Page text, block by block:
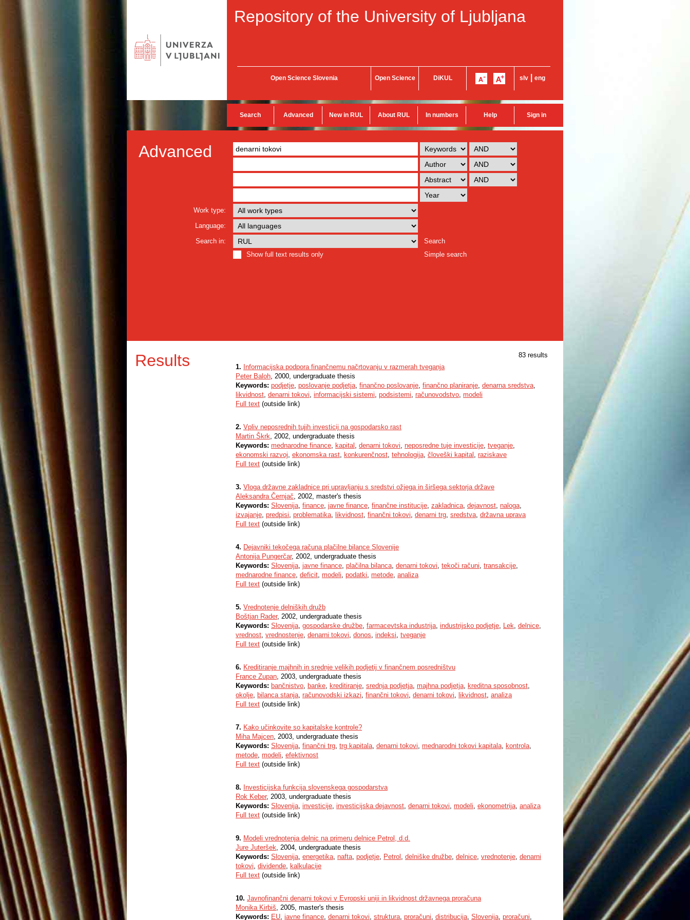
Repository of the University of Ljubljana
Open Science Slovenia Open Science DiKUL slv eng
Search Advanced New in RUL About RUL In numbers Help Sign in
Advanced
Work type:
Language:
Search in:
Search
Show full text results only
Simple search
Results
83 results
1. Informacijska podpora finančnemu načrtovanju v razmerah tveganja
Peter Baloh, 2000, undergraduate thesis
Keywords: podjetje, poslovanje podjetja, finančno poslovanje, finančno planiranje, denarna sredstva,
likvidnost, denarni tokovi, informacijski sistemi, podsistemi, računovodstvo, modeli
Full text (outside link)
2. Vpliv neposrednih tujih investicij na gospodarsko rast
Martin Škrk, 2002, undergraduate thesis
Keywords: mednarodne finance, kapital , denarni tokovi, neposredne tuje investicije, tveganje,
ekonomski razvoj, ekonomska rast, konkurenčnost, tehnologija, človeški kapital , raziskave
Full text (outside link)
3. Vloga državne zakladnice pri upravljanju s sredstvi ožjega in širšega sektorja države
Aleksandra Černjač, 2002, master's thesis
Keywords: Slovenija, finance, javne finance, finančne institucije, zakladnica, dejavnost, naloga,
izvajanje, predpisi, problematika, likvidnost, finančni tokovi, denarni trg, sredstva, državna uprava
Full text (outside link)
4. Dejavniki tekočega računa plačilne bilance Slovenije
Antonija Pungerčar, 2002, undergraduate thesis
Keywords: Slovenija, javne finance, plačilna bilanca, denarni tokovi, tekoči računi, transakcije,
mednarodne finance, deficit, modeli, podatki, metode, analiza
Full text (outside link)
5. Vrednotenje delniških družb
Boštjan Rader, 2002, undergraduate thesis
Keywords: Slovenija, gospodarske družbe, farmacevtska industrija, industrijsko podjetje, Lek, delnice,
vrednost, vrednostenje, denarni tokovi, donos, indeksi, tveganje
Full text (outside link)
6. Kreditiranje majhnih in srednje velikih podjetij v finančnem posredništvu
France Zupan, 2003, undergraduate thesis
Keywords: bančnistvo, banke, kreditiranje, srednja podjetja, majhna podjetja, kreditna sposobnost,
okolje, bilanca stanja, računovodski izkazi, finančni tokovi, denarni tokovi, likvidnost, analiza
Full text (outside link)
7. Kako učinkovite so kapitalske kontrole?
Miha Majcen, 2003, undergraduate thesis
Keywords: Slovenija, finančni trg, trg kapitala, denarni tokovi, mednarodni tokovi kapitala, kontrola,
metode, modeli, efektivnost
Full text (outside link)
8. Investicijska funkcija slovenskega gospodarstva
Rok Keber, 2003, undergraduate thesis
Keywords: Slovenija, investicije, investicijska dejavnost, denarni tokovi, modeli, ekonometrija, analiza
Full text (outside link)
9. Modeli vrednotenja delnic na primeru delnice Petrol, d.d.
Jure Juteršek, 2004, undergraduate thesis
Keywords: Slovenija, energetika, nafta, podjetje, Petrol , delniške družbe, delnice, vrednotenje, denarni
tokovi, dividende, kalkulacije
Full text (outside link)
10. Javnofinančni denarni tokovi v Evropski uniji in likvidnost državnega proračuna
Monika Kirbiš, 2005, master's thesis
Keywords: EU, javne finance, denarni tokovi, struktura, proračuni, distribucija, Slovenija, proračuni,